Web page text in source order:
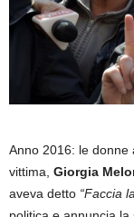
Anno 2016: le donne
vittima, Giorgia
aveva detto “Faccia